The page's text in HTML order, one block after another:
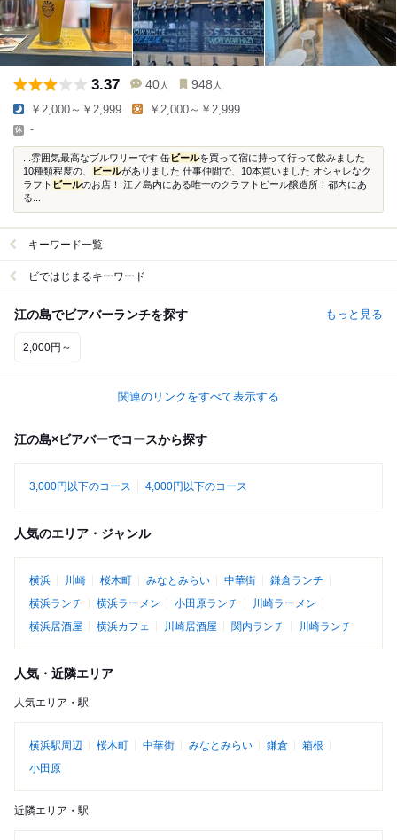
3.37 40 人 948 人
￥2,000～￥2,999 ￥2,000～￥2,999
-
...雰囲気最高なブルワリーです 缶 ビールを買って宿に持って行って飲みました
10種類程度の、
ビールがありました 仕事仲間で、10本買いました オシャレなク
ラフト ビールのお店！ 江ノ島内にある唯一のクラフトビール醸造所！都内にあ
る...
キーワード一覧
ビではじまるキーワード
江の島でビアバーランチを探す もっと見る
2,000円～
関連のリンクをすべて表示する
江の島×ビアバーでコースから探す
3,000円以下のコース 4,000円以下のコース
人気のエリア・ジャンル
横浜 川崎 桜木町 みなとみらい 中華街
鎌倉ランチ
横浜ランチ
横浜ラーメン 小田原ランチ
川崎ラーメン
横浜居酒屋
横浜カフェ 川崎居酒屋 関内ランチ 川崎ランチ
人気・近隣エリア
人気エリア・駅
横浜駅周辺 桜木町 中華街 みなとみらい 鎌倉
箱根
小田原
近隣エリア・駅